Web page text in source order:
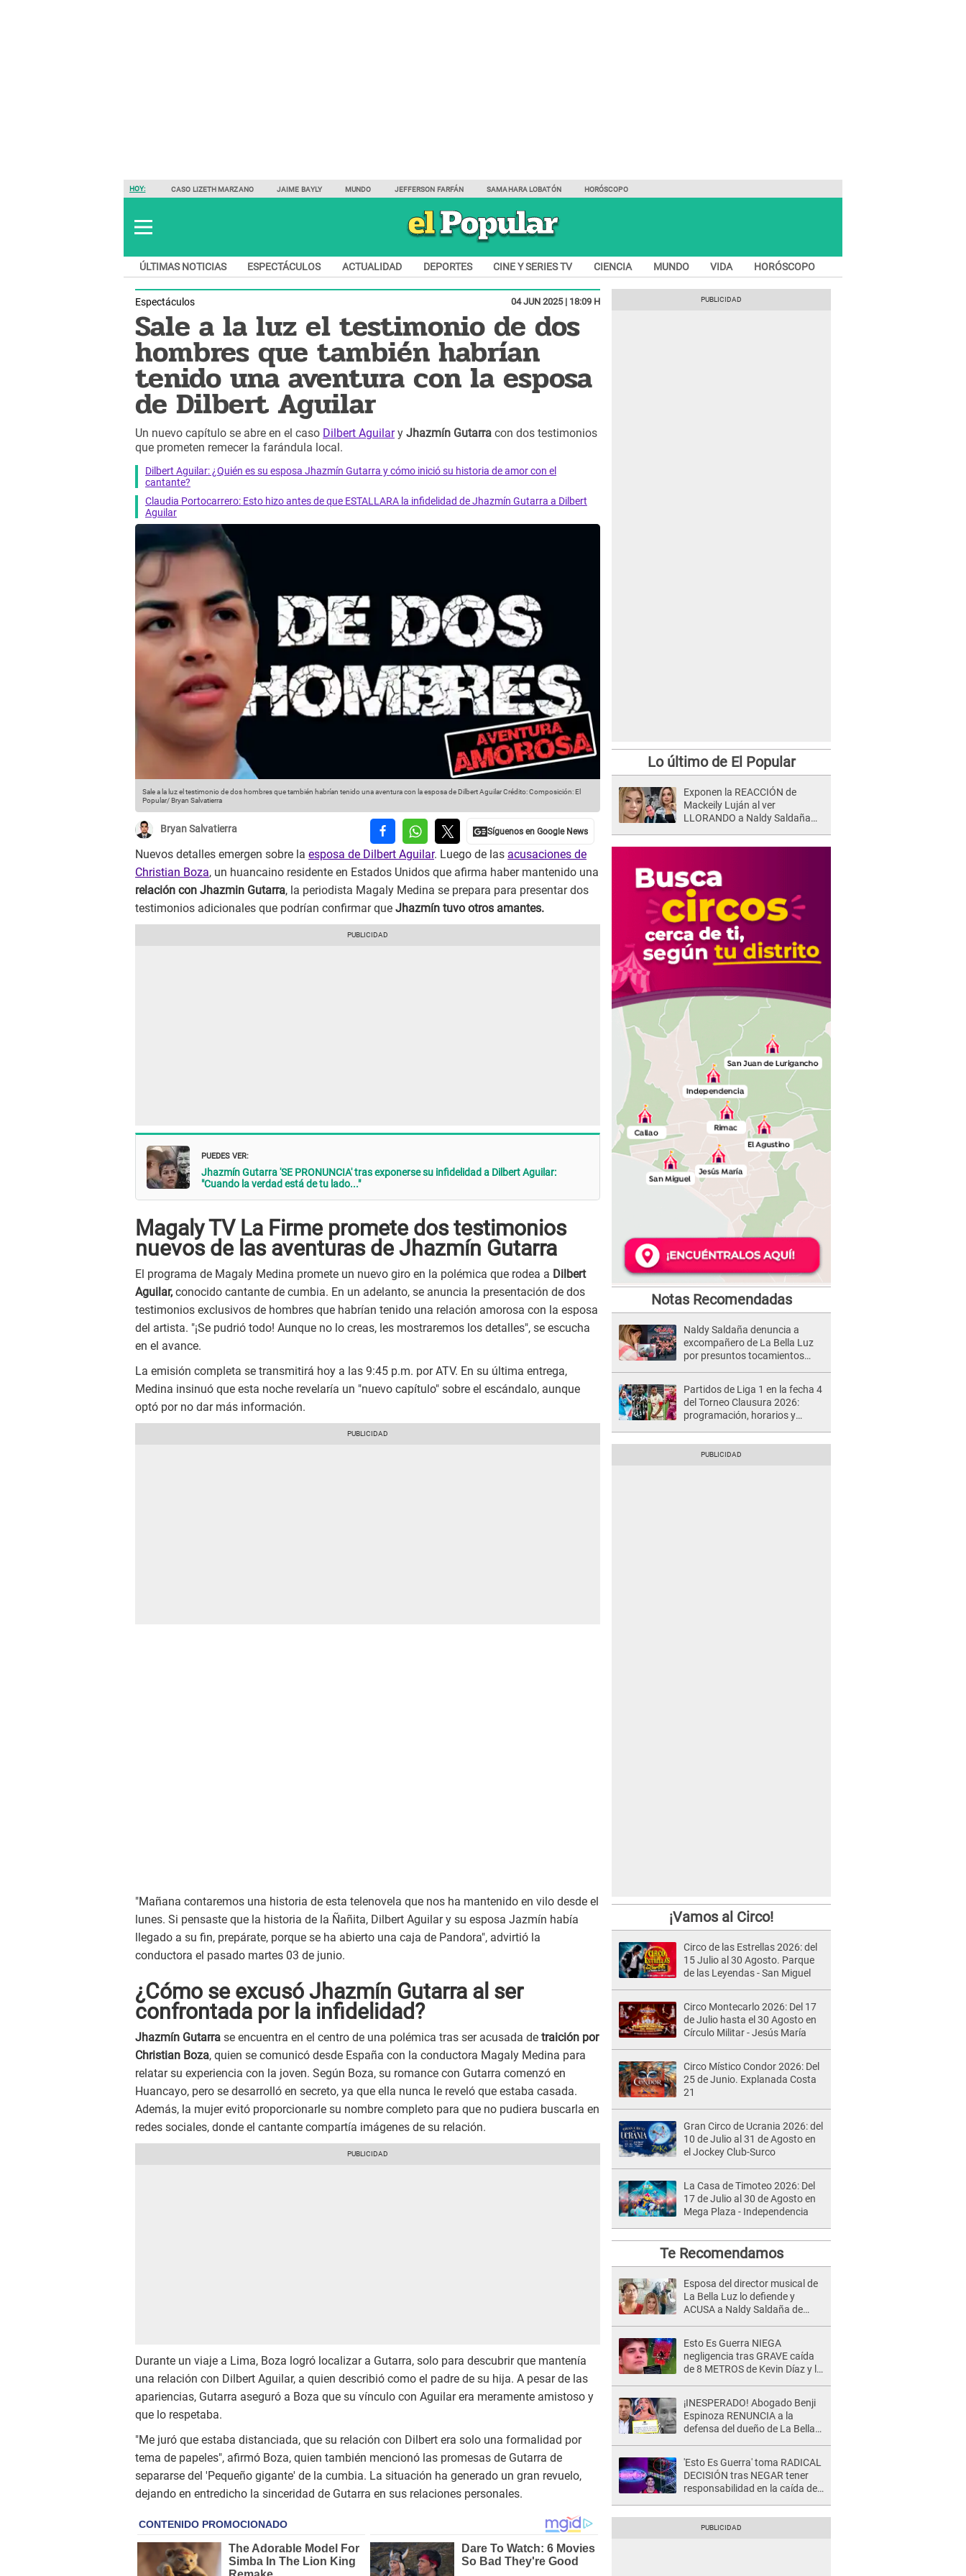
HOY: CASO LIZETH MARZANO JAIME BAYLY MUNDO JEFFERSON FARFÁN SAMAHARA LOBATÓN HORÓSCOPO
ÚLTIMAS NOTICIAS ESPECTÁCULOS ACTUALIDAD DEPORTES CINE Y SERIES TV CIENCIA MUNDO VIDA HORÓSCOPO
Espectáculos 04 JUN 2025 | 18:09 H
Sale a la luz el testimonio de dos
hombres que también habrían
tenido una aventura con la esposa
de Dilbert Aguilar
Un nuevo capítulo se abre en el caso Dilbert Aguilary Jhazmín Gutarra con dos testimonios
que prometen remecer la farándula local.
Dilbert Aguilar: ¿Quién es su esposa Jhazmín Gutarra y cómo inició su historia de amor con el
cantante?
Claudia Portocarrero: Esto hizo antes de que ESTALLARA la infidelidad de Jhazmín Gutarra a Dilbert
Aguilar
Sale a la luz el testimonio de dos hombres que también habrían tenido una aventura con la esposa de Dilbert AguilarCrédito: Composición: El
Popular/ Bryan Salvatierra
Bryan Salvatierra
Nuevos detalles emergen sobre la esposa de Dilbert Aguilar. Luego de las acusaciones de
Christian Boza, un huancaino residente en Estados Unidos que afirma haber mantenido una
relación con Jhazmin Gutarra, la periodista Magaly Medina se prepara para presentar dos
testimonios adicionales que podrían confirmar que Jhazmín tuvo otros amantes.
PUEDES VER:
Jhazmín Gutarra 'SE PRONUNCIA' tras exponerse su infidelidad a Dilbert Aguilar:
"Cuando la verdad está de tu lado..."
Magaly TV La Firme promete dos testimonios
nuevos de las aventuras de Jhazmín Gutarra
El programa de Magaly Medina promete un nuevo giro en la polémica que rodea a Dilbert
Aguilar, conocido cantante de cumbia. En un adelanto, se anuncia la presentación de dos
testimonios exclusivos de hombres que habrían tenido una relación amorosa con la esposa
del artista. "¡Se pudrió todo! Aunque no lo creas, les mostraremos los detalles", se escucha
en el avance.
La emisión completa se transmitirá hoy a las 9:45 p.m. por ATV. En su última entrega,
Medina insinuó que esta noche revelaría un "nuevo capítulo" sobre el escándalo, aunque
optó por no dar más información.
"Mañana contaremos una historia de esta telenovela que nos ha mantenido en vilo desde el
lunes. Si pensaste que la historia de la Ñañita, Dilbert Aguilar y su esposa Jazmín había
llegado a su fin, prepárate, porque se ha abierto una caja de Pandora", advirtió la
conductora el pasado martes 03 de junio.
¿Cómo se excusó Jhazmín Gutarra al ser
confrontada por la infidelidad?
Jhazmín Gutarra se encuentra en el centro de una polémica tras ser acusada de traición por
Christian Boza, quien se comunicó desde España con la conductora Magaly Medina para
relatar su experiencia con la joven. Según Boza, su romance con Gutarra comenzó en
Huancayo, pero se desarrolló en secreto, ya que ella nunca le reveló que estaba casada.
Además, la mujer evitó proporcionarle su nombre completo para que no pudiera buscarla en
redes sociales, donde el cantante compartía imágenes de su relación.
Durante un viaje a Lima, Boza logró localizar a Gutarra, solo para descubrir que mantenía
una relación con Dilbert Aguilar, a quien describió como el padre de su hija. A pesar de las
apariencias, Gutarra aseguró a Boza que su vínculo con Aguilar era meramente amistoso y
que lo respetaba.
"Me juró que estaba distanciada, que su relación con Dilbert era solo una formalidad por
tema de papeles", afirmó Boza, quien también mencionó las promesas de Gutarra de
separarse del 'Pequeño gigante' de la cumbia. La situación ha generado un gran revuelo,
dejando en entredicho la sinceridad de Gutarra en sus relaciones personales.
Lo último de El Popular
Exponen la REACCIÓN de
Mackeily Luján al ver
LLORANDO a Naldy Saldaña
Notas Recomendadas
Naldy Saldaña denuncia a
excompañero de La Bella Luz
por presuntos tocamientos
Partidos de Liga 1 en la fecha 4
del Torneo Clausura 2026:
programación, horarios y
¡Vamos al Circo!
Circo de las Estrellas 2026: del
15 Julio al 30 Agosto. Parque
de las Leyendas - San Miguel
Circo Montecarlo 2026: Del 17
de Julio hasta el 30 Agosto en
Círculo Militar - Jesús María
Circo Místico Condor 2026: Del
25 de Junio. Explanada Costa
21
Gran Circo de Ucrania 2026: del
10 de Julio al 31 de Agosto en
el Jockey Club-Surco
La Casa de Timoteo 2026: Del
17 de Julio al 30 de Agosto en
Mega Plaza - Independencia
Te Recomendamos
Esposa del director musical de
La Bella Luz lo defiende y
ACUSA a Naldy Saldaña de
Esto Es Guerra NIEGA
negligencia tras GRAVE caída
de 8 METROS de Kevin Díaz y lo
¡INESPERADO! Abogado Benji
Espinoza RENUNCIA a la
defensa del dueño de La Bella
'Esto Es Guerra' toma RADICAL
DECISIÓN tras NEGAR tener
responsabilidad en la caída de